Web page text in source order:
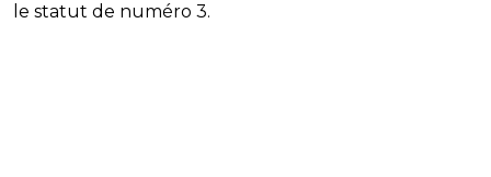
le statut de numéro 3.